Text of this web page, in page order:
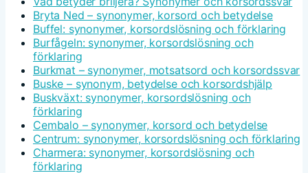
Bryta Ned – synonymer, korsord och betydelse
Buffel: synonymer, korsordslösning och förklaring
Burfågeln: synonymer, korsordslösning och
förklaring
Burkmat – synonymer, motsatsord och korsordssvar
Buske – synonym, betydelse och korsordshjälp
Buskväxt: synonymer, korsordslösning och
förklaring
Cembalo – synonymer, korsord och betydelse
Centrum: synonymer, korsordslösning och förklaring
Charmera: synonymer, korsordslösning och
förklaring